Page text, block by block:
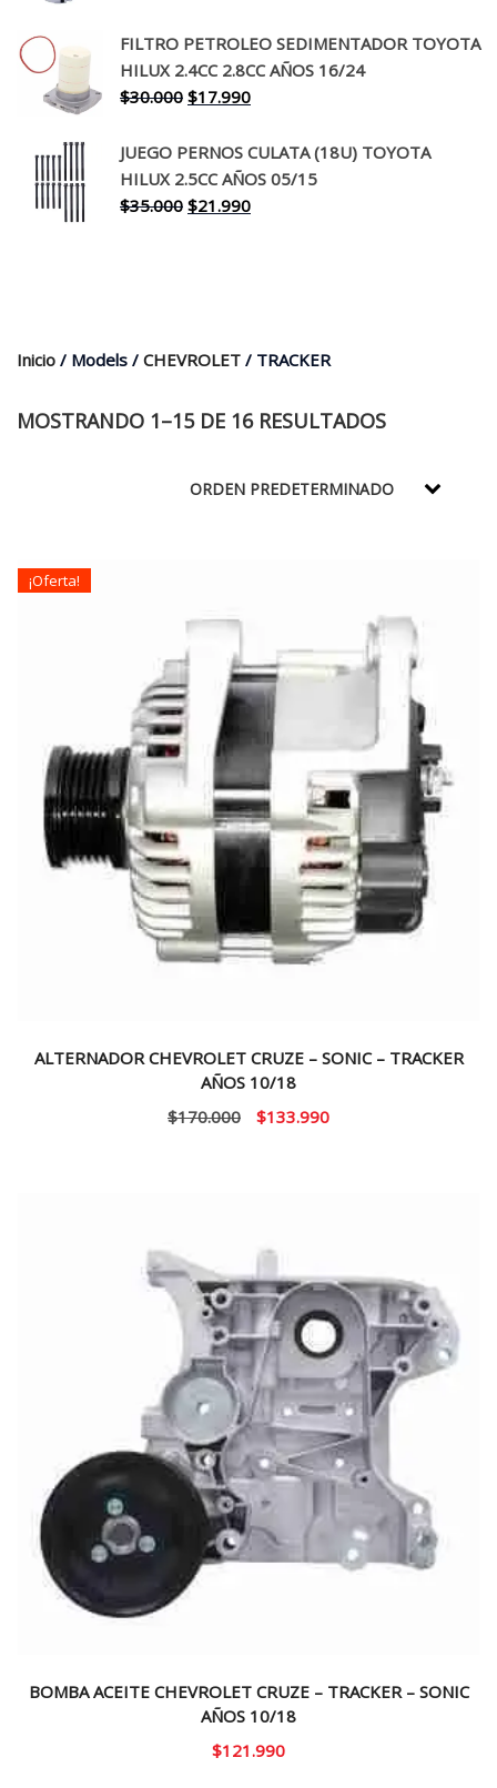
original
era:
$260.000.
actual
es:
FILTRO PETROLEO SEDIMENTADOR TOYOTA
HILUX 2.4CC 2.8CC AÑOS 16/24
$30.000 El
original
era:
$30.000.
$17.990El
actual
es:
$17.990.
JUEGO PERNOS CULATA (18U) TOYOTA
HILUX 2.5CC AÑOS 05/15
$35.000 El
$21.990El
Inicio / Models / CHEVROLET / TRACKER
MOSTRANDO 1–15 DE 16 RESULTADOS
¡Oferta!
ALTERNADOR CHEVROLET CRUZE – SONIC – TRACKER
AÑOS 10/18
$170.000
El
$133.990El
BOMBA ACEITE CHEVROLET CRUZE – TRACKER – SONIC
AÑOS 10/18
$121.990